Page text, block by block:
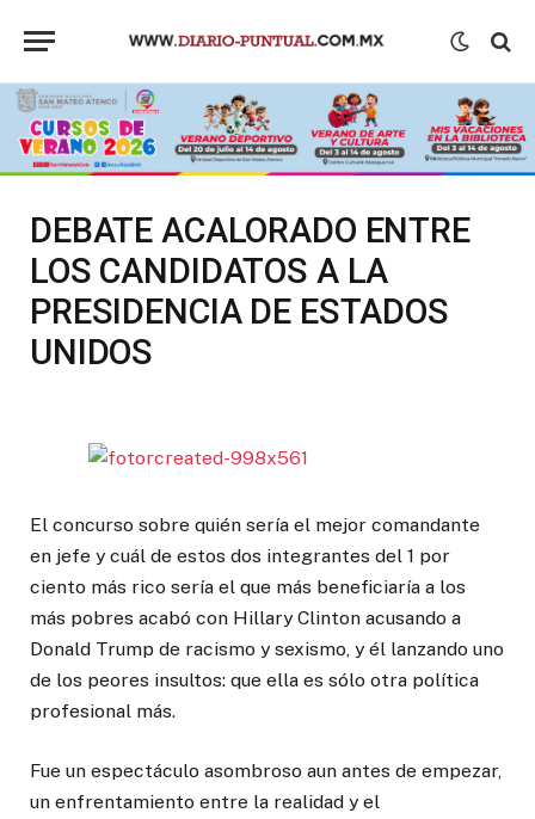
DEBATE ACALORADO ENTRE
LOS CANDIDATOS A LA
PRESIDENCIA DE ESTADOS
UNIDOS
El concurso sobre quién sería el mejor comandante
en jefe y cuál de estos dos integrantes del 1 por
ciento más rico sería el que más beneficiaría a los
más pobres acabó con Hillary Clinton acusando a
Donald Trump de racismo y sexismo, y él lanzando uno
de los peores insultos: que ella es sólo otra política
profesional más.
Fue un espectáculo asombroso aun antes de empezar,
un enfrentamiento entre la realidad y el